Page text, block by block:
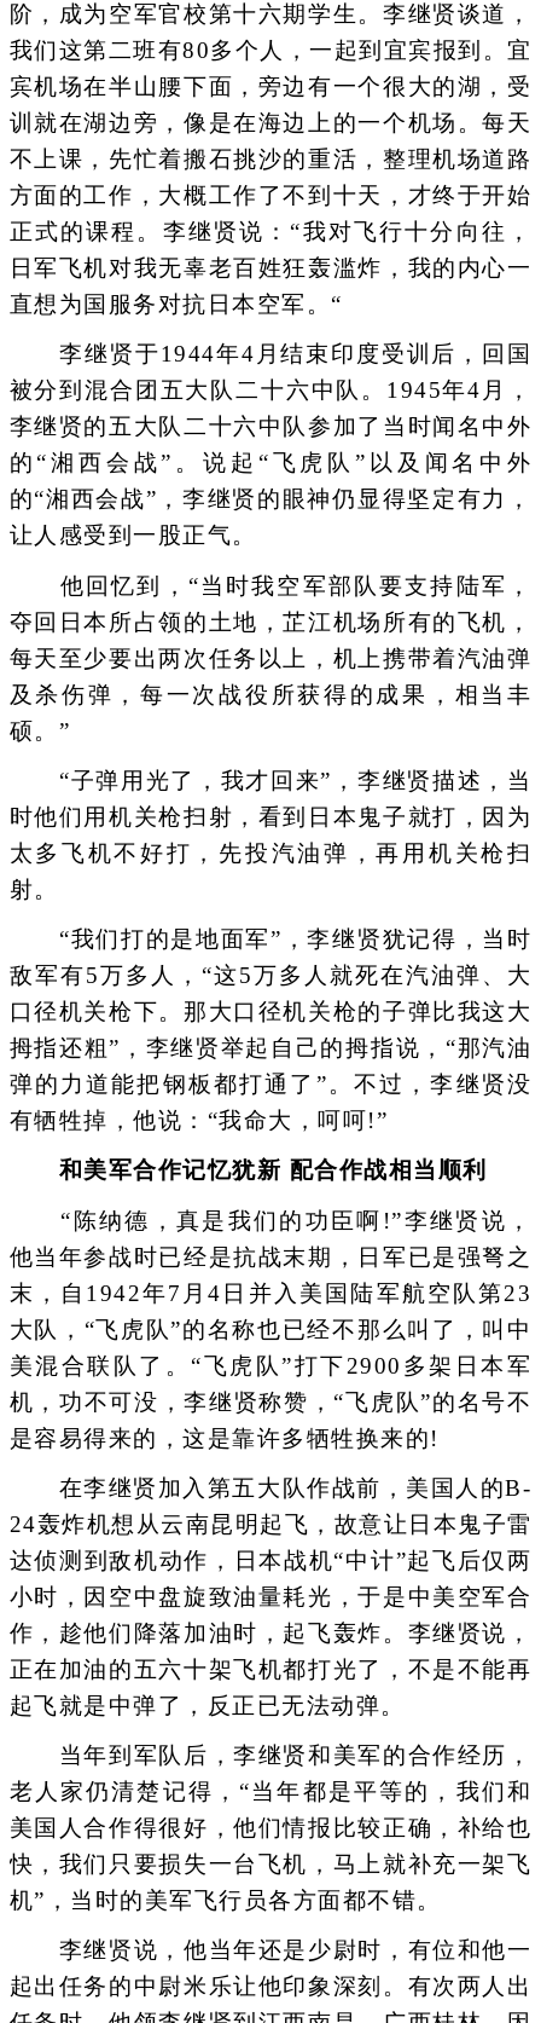
阶，成为空军官校第十六期学生。李继贤谈道，
我们这第二班有80多个人，一起到宜宾报到。宜
宾机场在半山腰下面，旁边有一个很大的湖，受
训就在湖边旁，像是在海边上的一个机场。每天
不上课，先忙着搬石挑沙的重活，整理机场道路
方面的工作，大概工作了不到十天，才终于开始
正式的课程。李继贤说：“我对飞行十分向往，
日军飞机对我无辜老百姓狂轰滥炸，我的内心一
直想为国服务对抗日本空军。“
李继贤于1944年4月结束印度受训后，回国
被分到混合团五大队二十六中队。1945年4月，
李继贤的五大队二十六中队参加了当时闻名中外
的“湘西会战”。说起“飞虎队”以及闻名中外
的“湘西会战”，李继贤的眼神仍显得坚定有力，
让人感受到一股正气。
他回忆到，“当时我空军部队要支持陆军，
夺回日本所占领的土地，芷江机场所有的飞机，
每天至少要出两次任务以上，机上携带着汽油弹
及杀伤弹，每一次战役所获得的成果，相当丰
硕。”
“子弹用光了，我才回来”，李继贤描述，当
时他们用机关枪扫射，看到日本鬼子就打，因为
太多飞机不好打，先投汽油弹，再用机关枪扫
射。
“我们打的是地面军”，李继贤犹记得，当时
敌军有5万多人，“这5万多人就死在汽油弹、大
口径机关枪下。那大口径机关枪的子弹比我这大
拇指还粗”，李继贤举起自己的拇指说，“那汽油
弹的力道能把钢板都打通了”。不过，李继贤没
有牺牲掉，他说：“我命大，呵呵!”
和美军合作记忆犹新 配合作战相当顺利
“陈纳德，真是我们的功臣啊!”李继贤说，
他当年参战时已经是抗战末期，日军已是强弩之
末，自1942年7月4日并入美国陆军航空队第23
大队，“飞虎队”的名称也已经不那么叫了，叫中
美混合联队了。“飞虎队”打下2900多架日本军
机，功不可没，李继贤称赞，“飞虎队”的名号不
是容易得来的，这是靠许多牺牲换来的!
在李继贤加入第五大队作战前，美国人的B-
24轰炸机想从云南昆明起飞，故意让日本鬼子雷
达侦测到敌机动作，日本战机“中计”起飞后仅两
小时，因空中盘旋致油量耗光，于是中美空军合
作，趁他们降落加油时，起飞轰炸。李继贤说，
正在加油的五六十架飞机都打光了，不是不能再
起飞就是中弹了，反正已无法动弹。
当年到军队后，李继贤和美军的合作经历，
老人家仍清楚记得，“当年都是平等的，我们和
美国人合作得很好，他们情报比较正确，补给也
快，我们只要损失一台飞机，马上就补充一架飞
机”，当时的美军飞行员各方面都不错。
李继贤说，他当年还是少尉时，有位和他一
起出任务的中尉米乐让他印象深刻。有次两人出